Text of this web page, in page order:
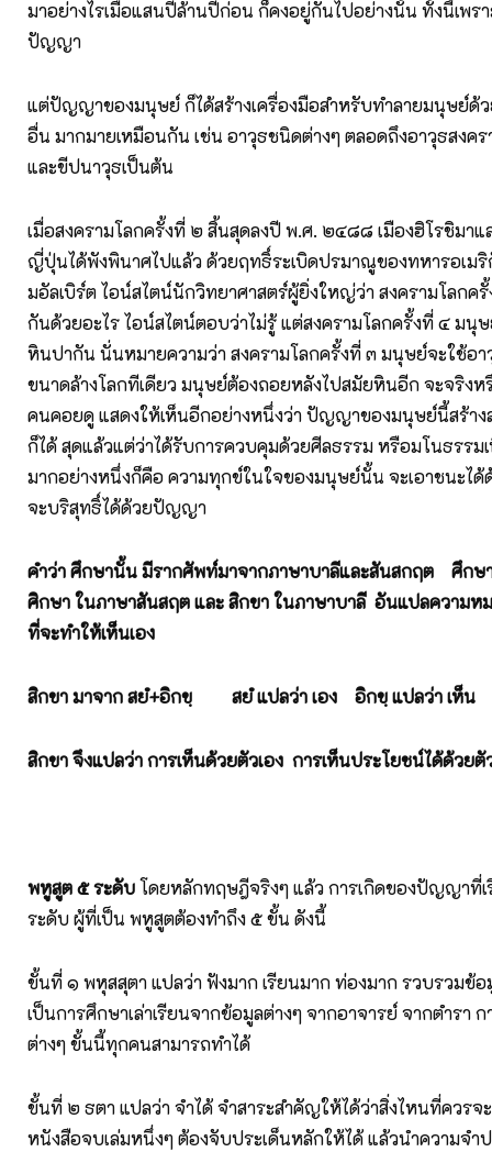
มาอย่างไรเมื่อแสนปีล้านปีก่อน ก็คงอยู่กันไปอย่างนั้น ทั้งนี้เพรา
ปัญญา
แต่ปัญญาของมนุษย์ ก็ได้สร้างเครื่องมือสำหรับทำลายมนุษย์ด้ว
อื่น มากมายเหมือนกัน เช่น อาวุธชนิดต่างๆ ตลอดถึงอาวุธสงค
และขีปนาวุธเป็นต้น
เมื่อสงครามโลกครั้งที่ ๒ สิ้นสุดลงปี พ.ศ. ๒๔๘๘ เมืองฮิโรชิมาแ
ญี่ปุ่นได้พังพินาศไปแล้ว ด้วยฤทธิ์ระเบิดปรมาณูของทหารอเม
มอัลเบิร์ต ไอน์สไตน์นักวิทยาศาสตร์ผู้ยิ่งใหญ่ว่า สงครามโลกค
กันด้วยอะไร ไอน์สไตน์ตอบว่าไม่รู้ แต่สงครามโลกครั้งที่ ๔ มนุ
หินปากัน นั่นหมายความว่า สงครามโลกครั้งที่ ๓ มนุษย์จะใช้อา
ขนาดล้างโลกทีเดียว มนุษย์ต้องถอยหลังไปสมัยหินอีก จะจริงห
คนคอยดู แสดงให้เห็นอีกอย่างหนึ่งว่า ปัญญาของมนุษย์นี้สร้าง
ก็ได้ สุดแล้วแต่ว่าได้รับการควบคุมด้วยศีลธรรม หรือมโนธรรม
มากอย่างหนึ่งก็คือ ความทุกข์ในใจของมนุษย์นั้น จะเอาชนะ
จะบริสุทธิ์ได้ด้วยปัญญา
คำว่า ศึกษานั้น มีรากศัพท์มาจากภาษาบาลีและสันสกฤต ศึกษา
ศิกษา ในภาษาสันสฤต และ สิกขา ในภาษาบาลี อันแปลความหม
ที่จะทำให้เห็นเอง
สิกขา มาจาก สยํ+อิกขฺ สยํ แปลว่า เอง อิกขฺ แปลว่า เห็น
สิกขา จึงแปลว่า การเห็นด้วยตัวเอง การเห็นประโยชน์ได้ด้วยตั
พหูสูต ๕ ระดับโดยหลักทฤษฎีจริงๆ แล้ว การเกิดของปัญญาที่
ระดับ ผู้ที่เป็น พหูสูตต้องทำถึง ๕ ขั้น ดังนี้
ขั้นที่ ๑ พหุสสุตา แปลว่า ฟังมาก เรียนมาก ท่องมาก รวบรวมข้
เป็นการศึกษาเล่าเรียนจากข้อมูลต่างๆ จากอาจารย์ จากตำรา
ต่างๆ ขั้นนี้ทุกคนสามารถทำได้
ขั้นที่ ๒ ธตา แปลว่า จำได้ จำสาระสำคัญให้ได้ว่าสิ่งไหนที่ควรจ
หนังสือจบเล่มหนึ่งๆ ต้องจับประเด็นหลักให้ได้ แล้วนำความจำ